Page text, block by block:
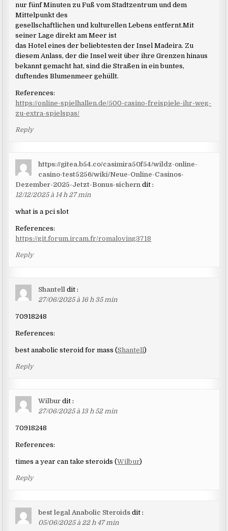
nur fünf Minuten zu Fuß vom Stadtzentrum und dem
Mittelpunkt des
gesellschaftlichen und kulturellen Lebens entfernt.Mit
seiner Lage direkt am Meer ist
das Hotel eines der beliebtesten der Insel Madeira. Zu
diesem Anlass, der die Insel weit über ihre Grenzen hinaus
bekannt gemacht hat, sind die Straßen in ein buntes,
duftendes Blumenmeer gehüllt.
References:
https://online-spielhallen.de/500-casino-freispiele-ihr-weg-
zu-extra-spielspas/
Reply
https://gitea.b54.co/casimira50f54/wildz-online-
casino-test5256/wiki/Neue-Online-Casinos-
Dezember-2025-Jetzt-Bonus-sichern dit :
12/12/2025 à 14 h 27 min
what is a pci slot
References:
https://git.forum.ircam.fr/romaloving3718
Reply
Shantell dit :
27/06/2025 à 16 h 35 min
70918248
References:
best anabolic steroid for mass (Shantell)
Reply
Wilbur dit :
27/06/2025 à 13 h 52 min
70918248
References:
times a year can take steroids (Wilbur)
Reply
best legal Anabolic Steroids dit :
05/06/2025 à 22 h 47 min